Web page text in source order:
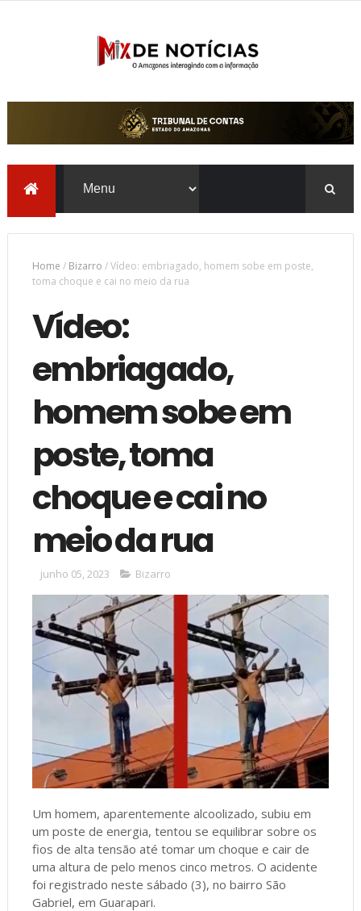
Home / Bizarro /Vídeo: embriagado, homem sobe em poste,
toma choque e cai no meio da rua
Vídeo:
embriagado,
homem sobe em
poste, toma
choque e cai no
meio da rua
junho 05, 2023 Bizarro
Um homem, aparentemente alcoolizado, subiu em
um poste de energia, tentou se equilibrar sobre os
fios de alta tensão até tomar um choque e cair de
uma altura de pelo menos cinco metros. O acidente
foi registrado neste sábado (3), no bairro São
Gabriel, em Guarapari.